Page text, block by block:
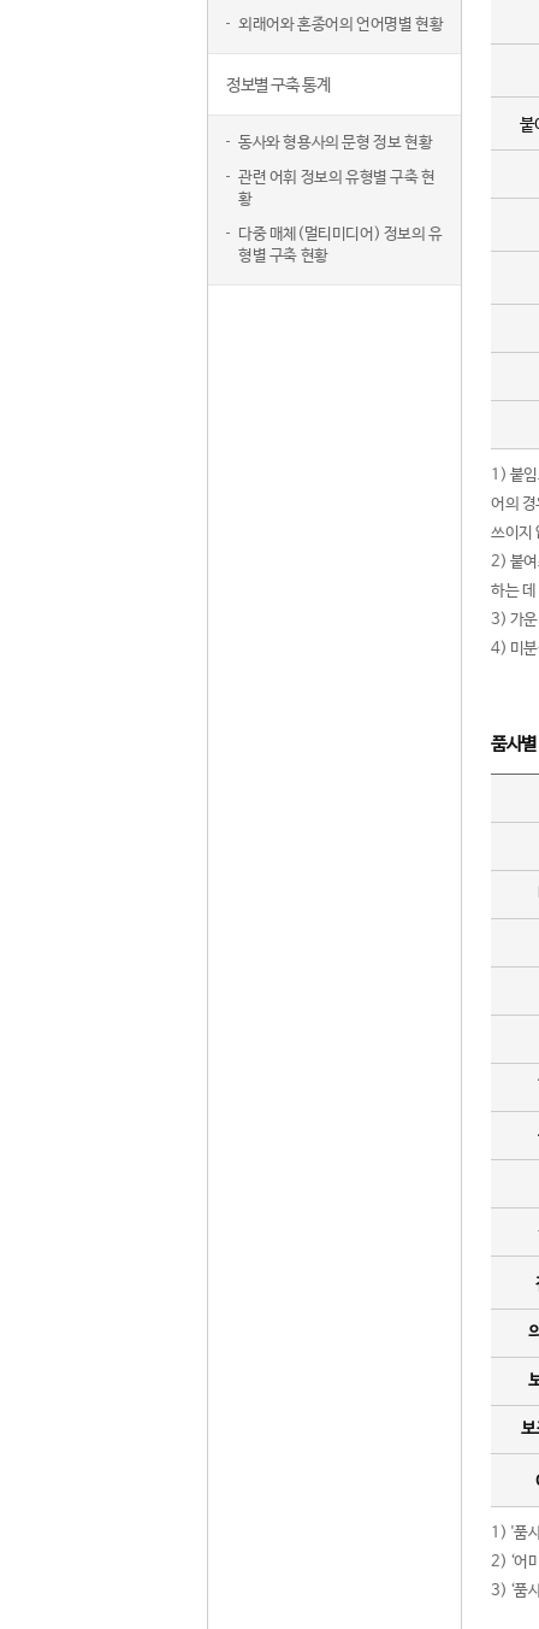
외래어와 혼종어의 언어명별 현황
정보별 구축 통계
동사와 형용사의 문형 정보 현황
관련 어휘 정보의 유형별 구축 현
황
다중 매체(멀티미디어) 정보의 유
형별 구축 현황
붙
1) 붙
어의
쓰이지
2) 붙여
하는
3) 가운
4) 미분
품사
보
1) '품
2) ‘어
3) ‘품